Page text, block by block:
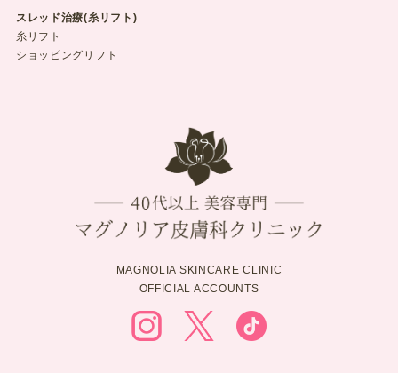
スレッド治療(糸リフト)
糸リフト
ショッピングリフト
MAGNOLIA SKINCARE CLINIC
OFFICIAL ACCOUNTS